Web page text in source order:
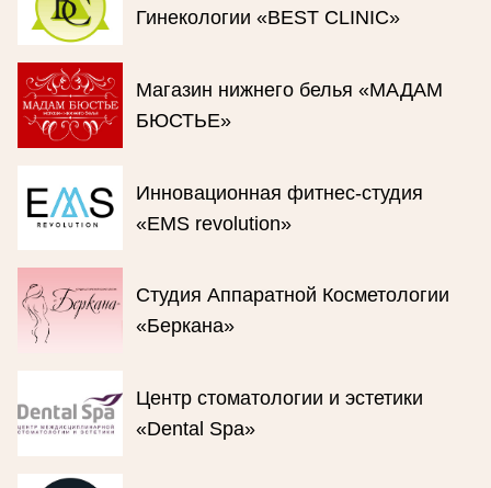
Гинекологии «BEST CLINIC»
Магазин нижнего белья «МАДАМ
БЮСТЬЕ»
Инновационная фитнес-студия
«EMS revolution»
Студия Аппаратной Косметологии
«Беркана»
Центр стоматологии и эстетики
«Dental Spa»